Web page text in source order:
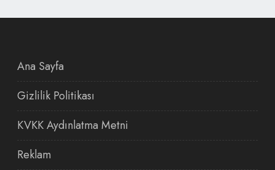
Ana Sayfa
Gizlilik Politikası
KVKK Aydınlatma Metni
Reklam